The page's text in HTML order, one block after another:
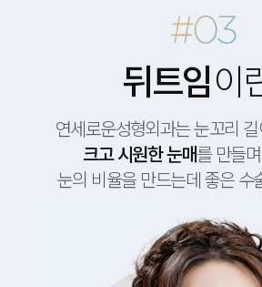
뒤트임이
연세로운성형외과는 눈꼬리
크고 시원한 눈매를 만들
눈의 비율을 만드는데 좋은 수